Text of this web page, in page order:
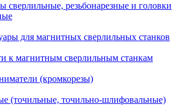
сверлильные, резьбонарезные и головки
для магнитных сверлильных станков
к магнитным сверлильным станкам
(кромкорезы)
(точильные, точильно-шлифовальные)